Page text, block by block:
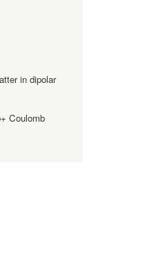
in dipolar
Coulomb